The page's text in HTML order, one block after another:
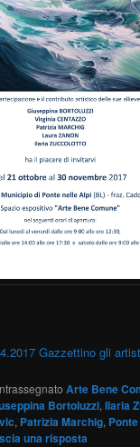
Gazzettino gli
Arte Bene
Bortoluzzi,Ilaria
, Patrizia Marchig,
una risposta